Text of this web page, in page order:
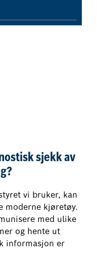
sjekk av
vi bruker, kan
moderne kjøretøy.
med ulike
og hente ut
informasjon er